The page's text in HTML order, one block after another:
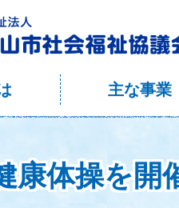
主な事業
康体操を開